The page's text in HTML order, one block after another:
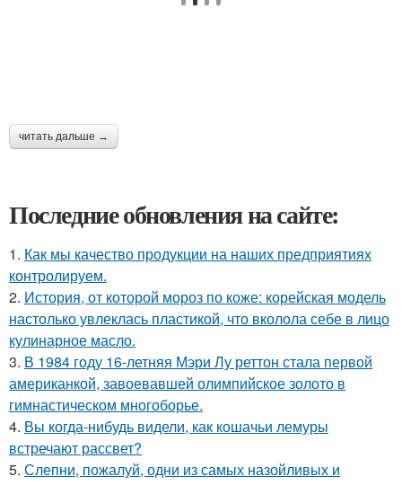
читать дальше →
Последние обновления на сайте:
1. Как мы качество продукции на наших предприятиях
контролируем.
2. История, от которой мороз по коже: корейская модель
настолько увлеклась пластикой, что вколола себе в лицо
кулинарное масло.
3. В 1984 году 16-летняя Мэри Лу реттон стала первой
американкой, завоевавшей олимпийское золото в
гимнастическом многоборье.
4. Вы когда-нибудь видели, как кошачьи лемуры
встречают рассвет?
5. Слепни, пожалуй, одни из самых назойливых и